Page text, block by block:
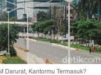
Darurat, Kantormu Termasuk?